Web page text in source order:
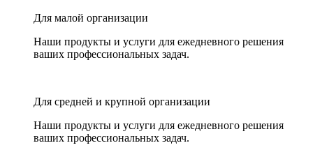
Для малой организации
Наши продукты и услуги для ежедневного решения
ваших профессиональных задач.
Для средней и крупной организации
Наши продукты и услуги для ежедневного решения
ваших профессиональных задач.